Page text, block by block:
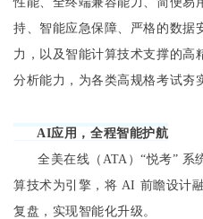
持、智能应急保障、严格的数据
力，以及智能计算技术支撑的高
分析能力，为各类高规格考试夯
AI应用，全程智能护航
全美在线（ATA）“悦考” 系
算技术为引擎，将 AI 前瞻设计
复盘，实现智能化升级。